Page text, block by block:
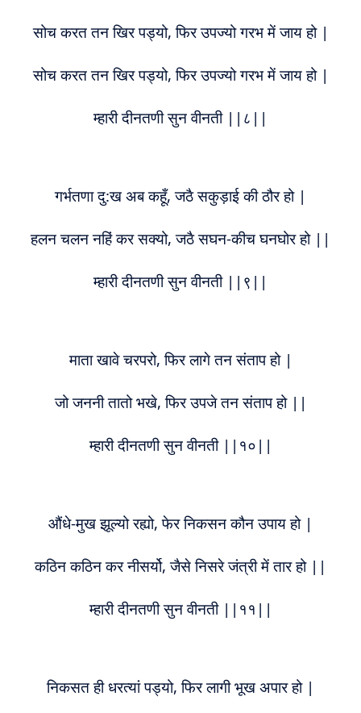
सोच करत तन खिर पड्यो, फिर उपज्यो गरभ में जाय हो |
सोच करत तन खिर पड्यो, फिर उपज्यो गरभ में जाय हो |
म्हारी दीनतणी सुन वीनती ||८||
गर्भतणा दु:ख अब कहूँ, जठै सकुड़ाई की ठौर हो |
हलन चलन नहिं कर सक्यो, जठै सघन-कीच घनघोर हो ||
म्हारी दीनतणी सुन वीनती ||९||
माता खावे चरपरो, फिर लागे तन संताप हो |
जो जननी तातो भखे, फिर उपजे तन संताप हो ||
म्हारी दीनतणी सुन वीनती ||१०||
औंधे-मुख झूल्यो रह्यो, फेर निकसन कौन उपाय हो |
कठिन कठिन कर नीसर्यो, जैसे निसरे जंत्री में तार हो ||
म्हारी दीनतणी सुन वीनती ||११||
निकसत ही धरत्यां पड्यो, फिर लागी भूख अपार हो |